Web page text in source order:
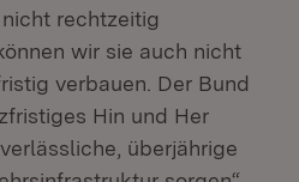
rechtzeitig
wir sie auch nicht
verbauen. Der Bund
Hin und Her
überjährige